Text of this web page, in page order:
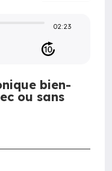
02:23
bien-
ou sans